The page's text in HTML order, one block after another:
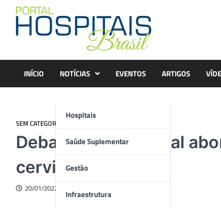
content
INÍCIO NOTÍCIAS
Hospitais
Saúde Suplementar
Gestão
Infraestrutura
EVENTOS ARTIGOS
SEM CATEGORIA
Debate internacional
cervical
20/01/2022